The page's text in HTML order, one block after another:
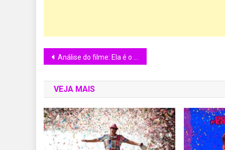
Análise do filme: Ela é o Diabo (She-Devil) – (1989)
VEJA MAIS